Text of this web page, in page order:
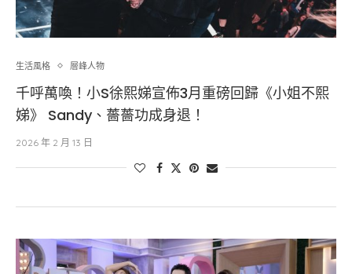
生活風格 層峰⼈物
千呼萬喚！小S徐熙娣宣佈3月重磅回歸《小姐不熙
娣》 Sandy、薔薔功成身退！
2026 年 2 月 13 日